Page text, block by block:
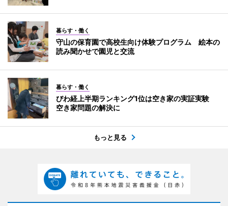
暮らす・働く
守山の保育園で高校生向け体験プログラム 絵本の
読み聞かせで園児と交流
暮らす・働く
びわ経上半期ランキング1位は空き家の実証実験
空き家問題の解決に
もっと見る